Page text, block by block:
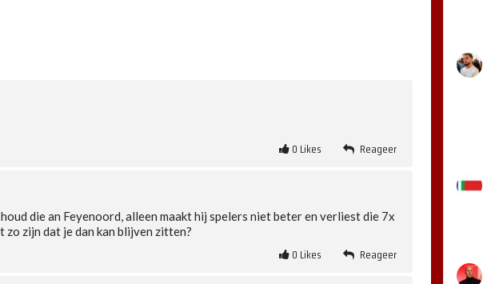
0 Likes Reageer
die an Feyenoord, alleen maakt hij spelers niet beter en verliest die 7x
zo zijn dat je dan kan blijven zitten?
0 Likes Reageer